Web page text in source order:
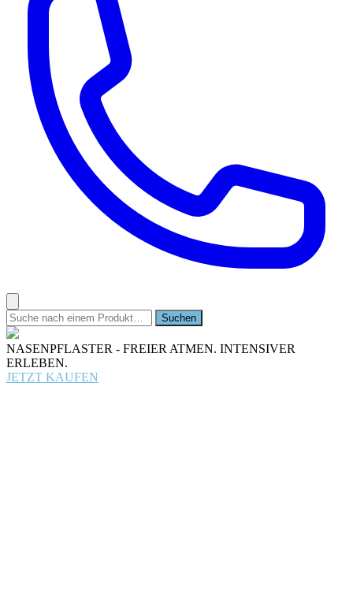
NASENPFLASTER - FREIER ATMEN. INTENSIVER
ERLEBEN.
JETZT KAUFEN